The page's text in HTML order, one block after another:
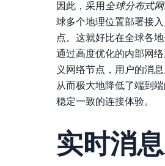
因此，采用 全球分布式
球多个地理位置部署接
点。这就好比在全球各
通过高度优化的内部网
义网络节点，用户的消
从而极大地降低了端到
稳定一致的连接体验。
实时消